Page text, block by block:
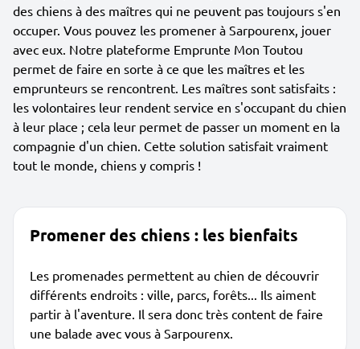
des chiens à des maîtres qui ne peuvent pas toujours s'en
occuper. Vous pouvez les promener à Sarpourenx, jouer
avec eux. Notre plateforme Emprunte Mon Toutou
permet de faire en sorte à ce que les maîtres et les
emprunteurs se rencontrent. Les maîtres sont satisfaits :
les volontaires leur rendent service en s'occupant du chien
à leur place ; cela leur permet de passer un moment en la
compagnie d'un chien. Cette solution satisfait vraiment
tout le monde, chiens y compris !
Promener des chiens : les bienfaits
Les promenades permettent au chien de découvrir
différents endroits : ville, parcs, forêts... Ils aiment
partir à l'aventure. Il sera donc très content de faire
une balade avec vous à Sarpourenx.